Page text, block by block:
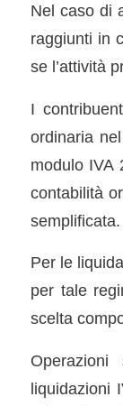
Nel caso di
raggiunti in
se l’attività
I
ordinaria
modulo IVA
contabilità
semplificata.
Per le
per tale
scelta
liquidazioni